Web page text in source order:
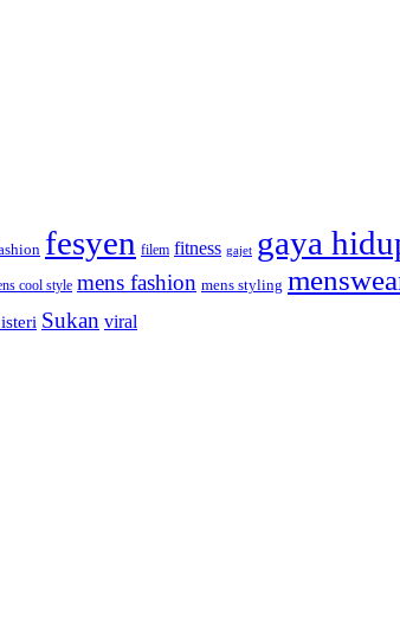
fesyen filem fitness gajet gaya
cool style mens fashion mens styling
Sukan viral